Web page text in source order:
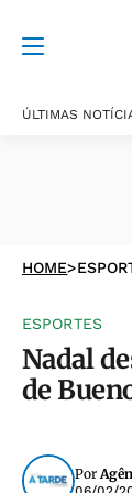
ÚLTIMAS
HOME>
ESPORTES
Nadal
de
Por